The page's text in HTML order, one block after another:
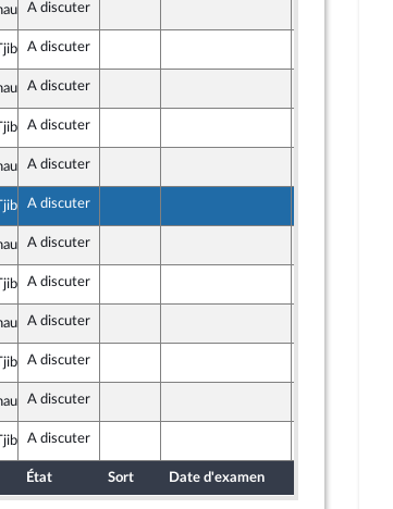
- Nouveau Front Populaire
A discuter
et Républicaine
A discuter
- Nouveau Front Populaire
A discuter
et Républicaine
A discuter
- Nouveau Front Populaire
A discuter
et Républicaine
A discuter
- Nouveau Front Populaire
A discuter
et Républicaine
A discuter
- Nouveau Front Populaire
A discuter
et Républicaine
A discuter
- Nouveau Front Populaire
A discuter
et Républicaine
A discuter
État Sort Date d'examen